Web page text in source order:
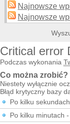
Najnowsze
Najnowsze
Critical error
Podczas wykonania
Co można zrobić?
Niestety wyłącznie
Błąd krytyczny bazy
Po kilku
Po kilku minutach